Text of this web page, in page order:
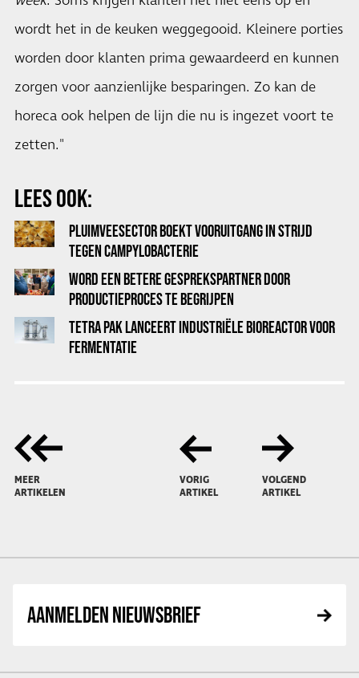
wordt het in de keuken weggegooid. Kleinere porties
worden door klanten prima gewaardeerd en kunnen
zorgen voor aanzienlijke besparingen. Zo kan de
horeca ook helpen de lijn die nu is ingezet voort te
zetten."
LEES OOK:
PLUIMVEESECTOR BOEKT VOORUITGANG IN STRIJD
TEGEN CAMPYLOBACTERIE
WORD EEN BETERE GESPREKSPARTNER DOOR
PRODUCTIEPROCES TE BEGRIJPEN
TETRA PAK LANCEERT INDUSTRIËLE BIOREACTOR VOOR
FERMENTATIE
MEER
ARTIKELEN
VORIG
ARTIKEL
VOLGEND
ARTIKEL
AANMELDEN NIEUWSBRIEF